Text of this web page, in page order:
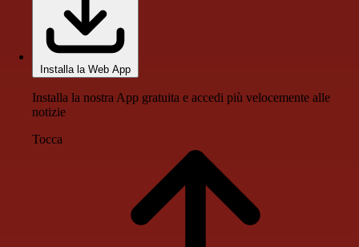
Installa la Web App
Installa la nostra App gratuita e accedi più velocemente alle
notizie
Tocca